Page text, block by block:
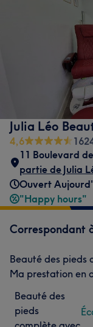
Julia Léo
4,6
11 Boulevard
partie de Julia
Ouvert
"Happy hours"
Correspondant
Beauté des pieds
Ma prestation en
Beauté des
pieds